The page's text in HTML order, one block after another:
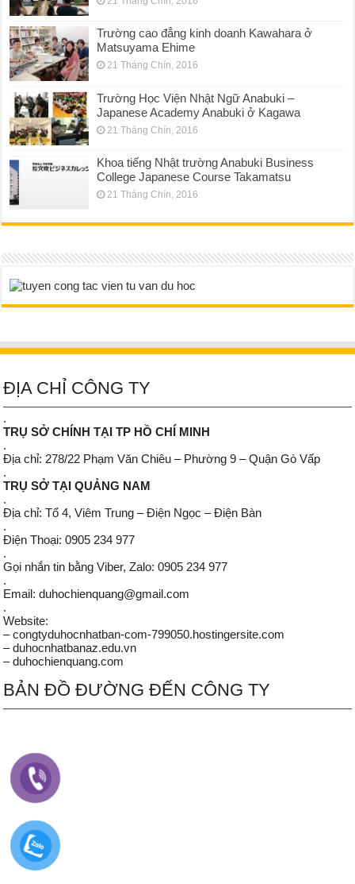
Trường cao đẳng kinh doanh Kawahara ở
Matsuyama Ehime
21 Tháng Chín, 2016
Trường Học Viện Nhật Ngữ Anabuki –
Japanese Academy Anabuki ở Kagawa
21 Tháng Chín, 2016
Khoa tiếng Nhật trường Anabuki Business
College Japanese Course Takamatsu
21 Tháng Chín, 2016
ĐỊA CHỈ CÔNG TY
.
TRỤ SỞ CHÍNH TẠI TP HỒ CHÍ MINH
.
Địa chỉ: 278/22 Phạm Văn Chiêu – Phường 9 – Quận Gò Vấp
.
TRỤ SỞ TẠI QUẢNG NAM
.
Địa chỉ: Tổ 4, Viêm Trung – Điện Ngọc – Điện Bàn
.
Điện Thoại: 0905 234 977
.
Gọi nhắn tin bằng Viber, Zalo: 0905 234 977
.
Email: duhochienquang@gmail.com
.
Website:
– congtyduhocnhatban-com-799050.hostingersite.com
– duhocnhatbanaz.edu.vn
– duhochienquang.com
BẢN ĐỒ ĐƯỜNG ĐẾN CÔNG TY